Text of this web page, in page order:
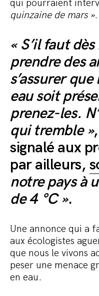
qui pourraient
quinzaine de mars ».
« S’il faut
prendre des
s’assurer
eau soit
prenez-les.
qui tremble »
signalé aux
par ailleurs,
notre pays à
de 4 °C ».
Une annonce qui a
aux écologistes
que nous le vivons
peser une menace
en eau.